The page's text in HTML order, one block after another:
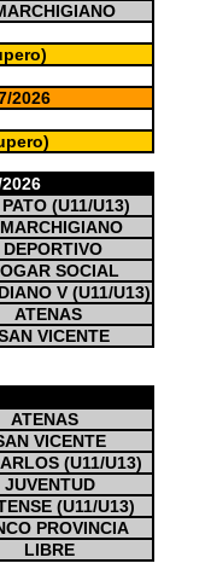
2026
(U11/U13)
DEPORTIVO
SOCIAL
V (U11/U13)
ATENAS
VICENTE
ATENAS
VICENTE
(U11/U13)
JUVENTUD
(U11/U13)
PROVINCIA
LIBRE